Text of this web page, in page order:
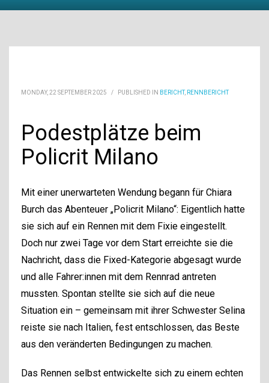
MONDAY, 22 SEPTEMBER 2025 / PUBLISHED IN BERICHT, RENNBERICHT
Podestplätze beim
Policrit Milano
Mit einer unerwarteten Wendung begann für Chiara
Burch das Abenteuer „Policrit Milano“: Eigentlich hatte
sie sich auf ein Rennen mit dem Fixie eingestellt.
Doch nur zwei Tage vor dem Start erreichte sie die
Nachricht, dass die Fixed-Kategorie abgesagt wurde
und alle Fahrer:innen mit dem Rennrad antreten
mussten. Spontan stellte sie sich auf die neue
Situation ein – gemeinsam mit ihrer Schwester Selina
reiste sie nach Italien, fest entschlossen, das Beste
aus den veränderten Bedingungen zu machen.
Das Rennen selbst entwickelte sich zu einem echten